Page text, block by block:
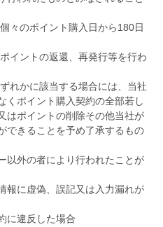
々のポイント購入日から180日
イントの返還、再発行等を行わ
れかに該当する場合には、当社
くポイント購入契約の全部若し
はポイントの削除その他当社が
できることを予め了承するもの
以外の者により行われたことが
報に虚偽、誤記又は入力漏れが
に違反した場合